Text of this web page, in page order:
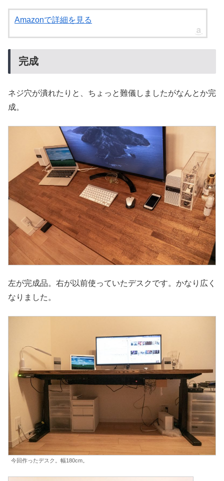
Amazonで詳細を見る
完成
ネジ穴が潰れたりと、ちょっと難儀しましたがなんとか完
成。
左が完成品。右が以前使っていたデスクです。かなり広く
なりました。
今回作ったデスク。幅180cm。